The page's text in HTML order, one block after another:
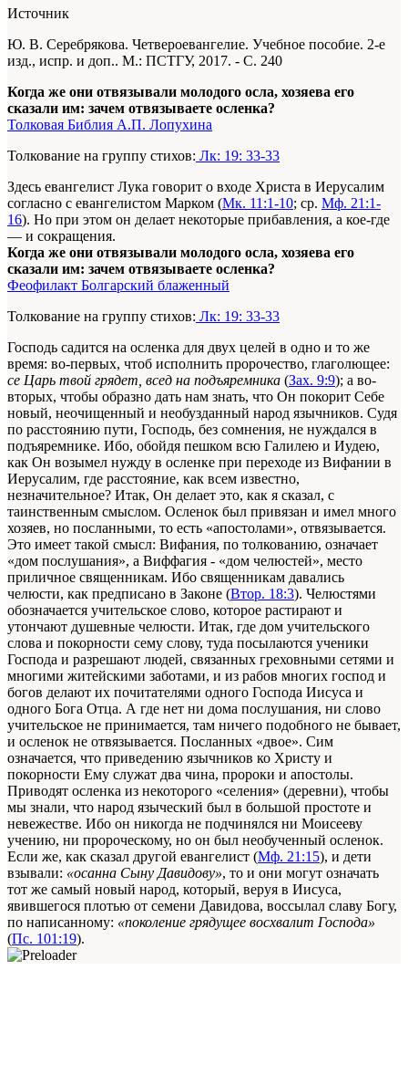
Источник
Ю. В. Серебрякова. Четвероевангелие. Учебное пособие. 2-е
изд., испр. и доп.. М.: ПСТГУ, 2017. - С. 240
Когда же они отвязывали молодого осла, хозяева его
сказали им: зачем отвязываете осленка?
Толковая Библия А.П. Лопухина
Толкование на группу стихов: Лк: 19: 33-33
Здесь евангелист Лука говорит о входе Христа в Иерусалим
согласно с евангелистом Марком (Мк. 11:1-10; ср. Мф. 21:1-
16). Но при этом он делает некоторые прибавления, а кое-где
— и сокращения.
Когда же они отвязывали молодого осла, хозяева его
сказали им: зачем отвязываете осленка?
Феофилакт Болгарский блаженный
Толкование на группу стихов: Лк: 19: 33-33
Господь садится на осленка для двух целей в одно и то же
время: во-первых, чтоб исполнить пророчество, глаголющее:
се Царь твой грядет, всед на подъяремника (Зах. 9:9); а во-
вторых, чтобы образно дать нам знать, что Он покорит Себе
новый, неочищенный и необузданный народ язычников. Судя
по расстоянию пути, Господь, без сомнения, не нуждался в
подъяремнике. Ибо, обойдя пешком всю Галилею и Иудею,
как Он возымел нужду в осленке при переходе из Вифании в
Иерусалим, где расстояние, как всем известно,
незначительное? Итак, Он делает это, как я сказал, с
таинственным смыслом. Осленок был привязан и имел много
хозяев, но посланными, то есть «апостолами», отвязывается.
Это имеет такой смысл: Вифания, по толкованию, означает
«дом послушания», а Виффагия - «дом челюстей», место
приличное священникам. Ибо священникам давались
челюсти, как предписано в Законе (Втор. 18:3). Челюстями
обозначается учительское слово, которое растирают и
утончают душевные челюсти. Итак, где дом учительского
слова и покорности сему слову, туда посылаются ученики
Господа и разрешают людей, связанных греховными сетями и
многими житейскими заботами, и из рабов многих господ и
богов делают их почитателями одного Господа Иисуса и
одного Бога Отца. А где нет ни дома послушания, ни слово
учительское не принимается, там ничего подобного не бывает,
и осленок не отвязывается. Посланных «двое». Сим
означается, что приведению язычников ко Христу и
покорности Ему служат два чина, пророки и апостолы.
Приводят осленка из некоторого «селения» (деревни), чтобы
мы знали, что народ языческий был в большой простоте и
невежестве. Ибо он никогда не подчинялся ни Моисееву
учению, ни пророческому, но он был необученный осленок.
Если же, как сказал другой евангелист (Мф. 21:15), и дети
взывали: «осанна Сыну Давидову», то и они могут означать
тот же самый новый народ, который, веруя в Иисуса,
явившегося плотью от семени Давидова, воссылал славу Богу,
по написанному: «поколение грядущее восхвалит Господа»
(Пс. 101:19).